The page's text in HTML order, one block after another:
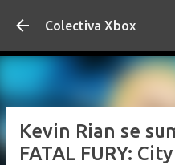
Ir al
Colectiva Xbox
Kevin Rian se
FATAL FURY: